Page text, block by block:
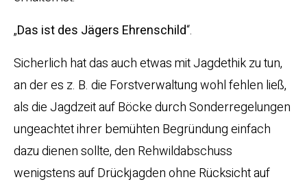
„Das ist des Jägers Ehrenschild“.
Sicherlich hat das auch etwas mit Jagdethik zu tun,
an der es z. B. die Forstverwaltung wohl fehlen ließ,
als die Jagdzeit auf Böcke durch Sonderregelungen
ungeachtet ihrer bemühten Begründung einfach
dazu dienen sollte, den Rehwildabschuss
wenigstens auf Drückjagden ohne Rücksicht auf